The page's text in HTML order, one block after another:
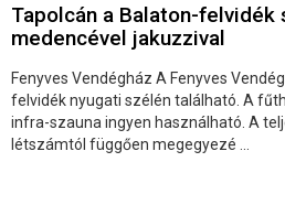
Tapolcán a Balaton-felvidék
medencével jakuzzival
Fenyves Vendégház A Fenyves
felvidék nyugati szélén található. A
infra-szauna ingyen használható. A
létszámtól függően megegyezé ...